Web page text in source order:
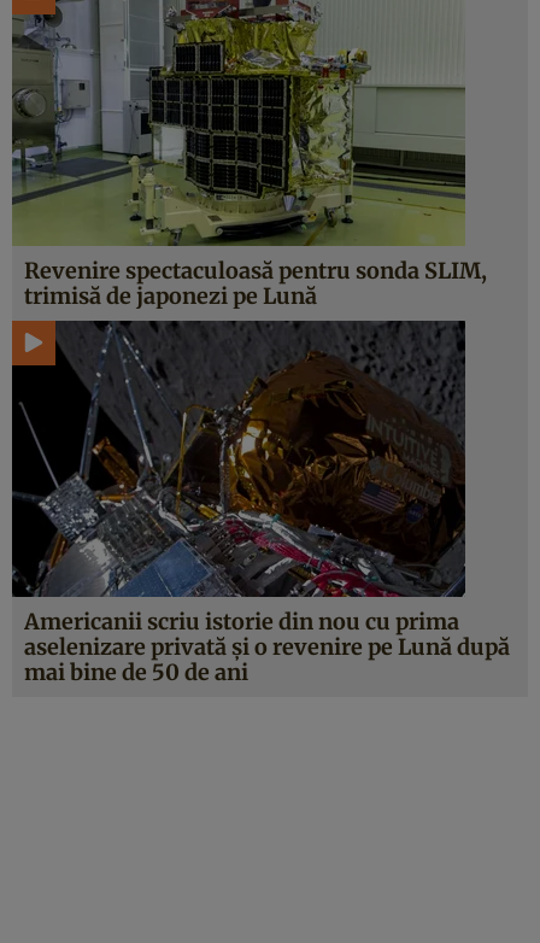
Revenire spectaculoasă pentru sonda SLIM,
trimisă de japonezi pe Lună
Americanii scriu istorie din nou cu prima
aselenizare privată și o revenire pe Lună după
mai bine de 50 de ani